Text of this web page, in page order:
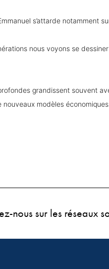
s’attarde notamment
nous voyons se
grandissent souvent
modèles économiques.
nous sur les réseaux